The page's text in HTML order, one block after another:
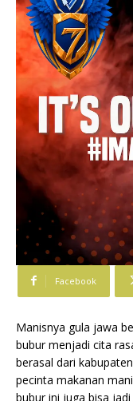
Facebook
Manisnya gula jawa
bubur menjadi cita
berasal dari
pecinta makanan
bubur ini juga bisa